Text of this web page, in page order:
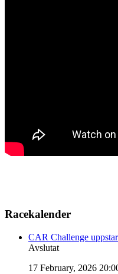
Racekalender
CAR Challenge
Avslutat
17 February, 2026